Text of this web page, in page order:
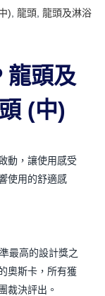
) 龍頭 龍頭及淋浴
龍頭及
(中)
動，讓使用感受
使用的舒適感
最高的設計獎之
奧斯卡，所有獲
裁決評出。